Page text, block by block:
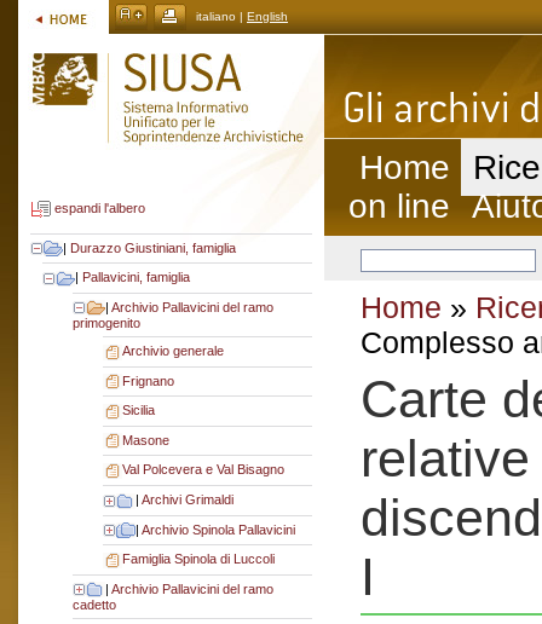
italiano | English
espandi l'albero
| Durazzo Giustiniani, famiglia
| Pallavicini, famiglia
| Archivio Pallavicini del ramo
primogenito
Archivio generale
Frignano
Sicilia
Masone
Val Polcevera e Val Bisagno
| Archivi Grimaldi
| Archivio Spinola Pallavicini
Famiglia Spinola di Luccoli
| Archivio Pallavicini del ramo
cadetto
Home
on line
Home »
Complesso
Carte
I